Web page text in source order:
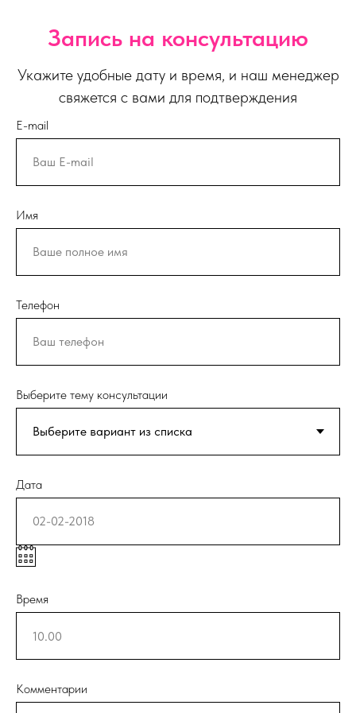
Запись на консультацию
Укажите удобные дату и время, и наш менеджер
свяжется с вами для подтверждения
E-mail
Имя
Телефон
Выберите тему консультации
Дата
Время
Комментарии